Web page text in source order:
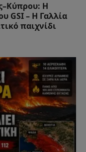
Η
GSI – Η Γαλλία
παιχνίδι